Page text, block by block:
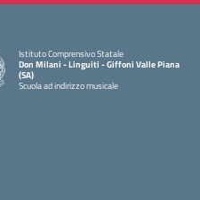
Istituto Comprensivo Statale
Don Milani - Linguiti - Giffoni Valle Piana
(SA)
Scuola ad indirizzo musicale